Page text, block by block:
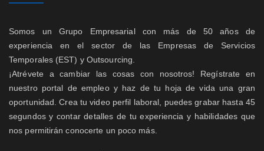
Somos un Grupo Empresarial con más de 50 años de
experiencia en el sector de las Empresas de Servicios
Temporales (EST) y Outsourcing.
¡Atrévete a cambiar las cosas con nosotros! Regístrate en
nuestro portal de empleo y haz de tu hoja de vida una gran
oportunidad. Crea tu video perfil laboral, puedes grabar hasta 45
segundos y contar detalles de tu experiencia y habilidades que
nos permitirán conocerte un poco más.